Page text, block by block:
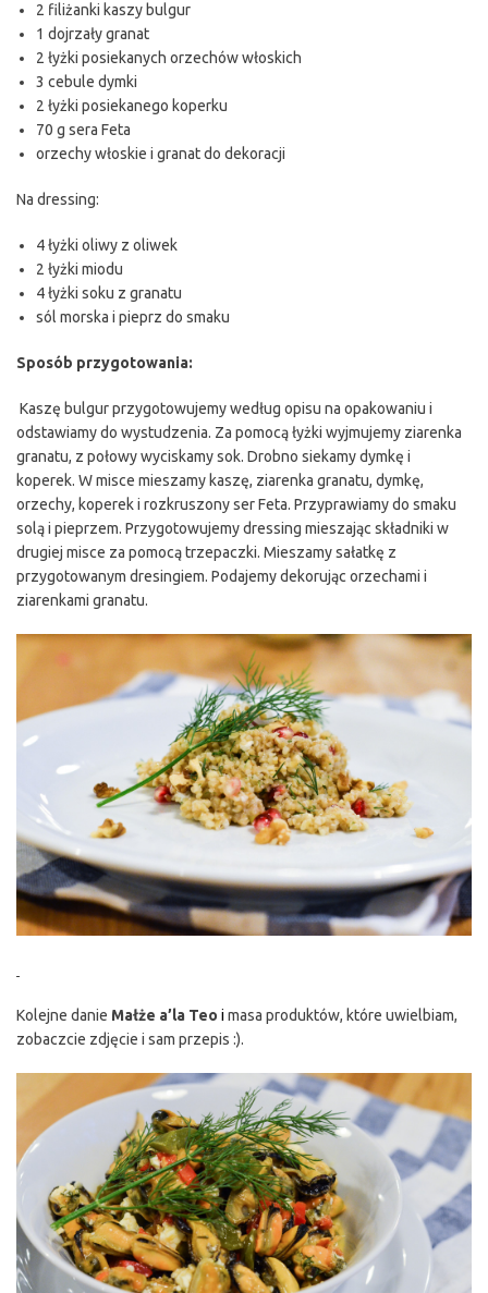
2 filiżanki kaszy bulgur
1 dojrzały granat
2 łyżki posiekanych orzechów włoskich
3 cebule dymki
2 łyżki posiekanego koperku
70 g sera Feta
orzechy włoskie i granat do dekoracji
Na dressing:
4 łyżki oliwy z oliwek
2 łyżki miodu
4 łyżki soku z granatu
sól morska i pieprz do smaku
Sposób przygotowania:
Kaszę bulgur przygotowujemy według opisu na opakowaniu i
odstawiamy do wystudzenia. Za pomocą łyżki wyjmujemy ziarenka
granatu, z połowy wyciskamy sok. Drobno siekamy dymkę i
koperek. W misce mieszamy kaszę, ziarenka granatu, dymkę,
orzechy, koperek i rozkruszony ser Feta. Przyprawiamy do smaku
solą i pieprzem. Przygotowujemy dressing mieszając składniki w
drugiej misce za pomocą trzepaczki. Mieszamy sałatkę z
przygotowanym dresingiem. Podajemy dekorując orzechami i
ziarenkami granatu.
Kolejne danie Małże a’la Teo imasa produktów, które uwielbiam,
zobaczcie zdjęcie i sam przepis :).